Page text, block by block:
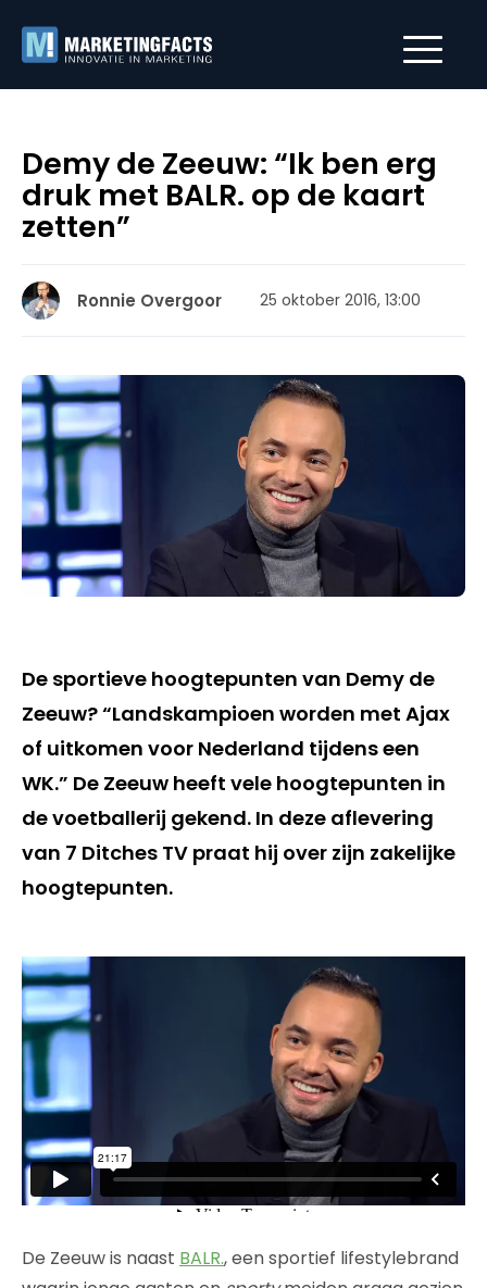
Demy de Zeeuw: “Ik ben erg
druk met BALR. op de kaart
zetten”
Ronnie Overgoor 25 oktober 2016, 13:00
De sportieve hoogtepunten van Demy de
Zeeuw? “Landskampioen worden met Ajax
of uitkomen voor Nederland tijdens een
WK.” De Zeeuw heeft vele hoogtepunten in
de voetballerij gekend. In deze aflevering
van 7 Ditches TV praat hij over zijn zakelijke
hoogtepunten.
De Zeeuw is naast BALR., een sportief lifestylebrand